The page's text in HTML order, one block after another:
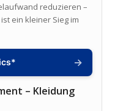
reduzieren –
ein kleiner Sieg im
→
– Kleidung